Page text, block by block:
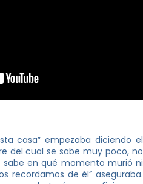
casa” empezaba diciendo el
del cual se sabe muy poco, no
en qué momento murió ni
recordamos de él” aseguraba.